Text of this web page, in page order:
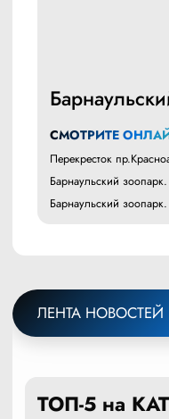
СМОТРИТЕ
Перекресток
Барнаульский
Барнаульский
ЛЕНТА НОВОСТЕЙ
ТОП-5 на